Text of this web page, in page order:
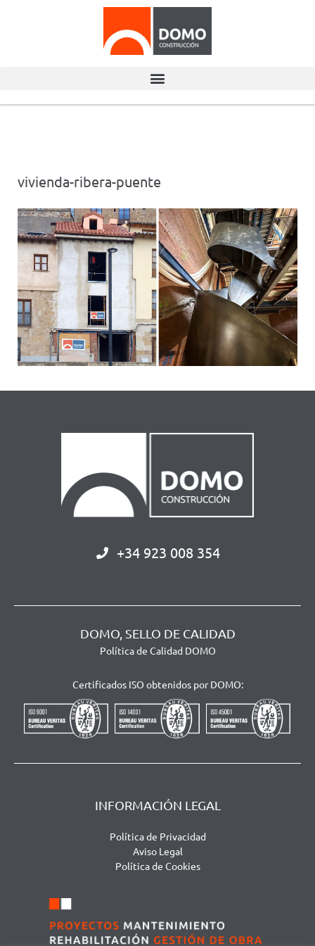
vivienda-ribera-puente
+34 923 008 354
DOMO, SELLO DE CALIDAD
Política de Calidad DOMO
Certificados ISO obtenidos por DOMO:
INFORMACIÓN LEGAL
Política de Privacidad
Aviso Legal
Política de Cookies